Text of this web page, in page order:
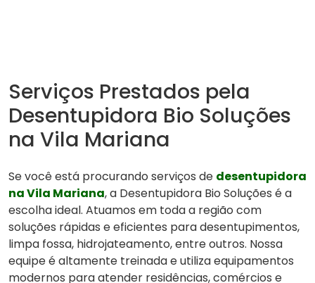
Serviços Prestados pela
Desentupidora Bio Soluções
na Vila Mariana
Se você está procurando serviços de desentupidora
na Vila Mariana, a Desentupidora Bio Soluções é a
escolha ideal. Atuamos em toda a região com
soluções rápidas e eficientes para desentupimentos,
limpa fossa, hidrojateamento, entre outros. Nossa
equipe é altamente treinada e utiliza equipamentos
modernos para atender residências, comércios e